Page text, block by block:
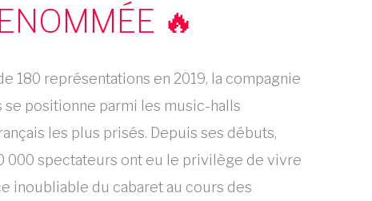
🔥
180 représentations en 2019, la compagnie
se positionne parmi les music-halls
les plus prisés. Depuis ses débuts,
000 spectateurs ont eu le privilège de vivre
inoubliable du cabaret au cours des